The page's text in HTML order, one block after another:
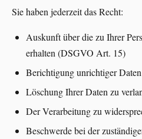
Sie haben jederzeit das Recht:
Auskunft über die zu Ihrer
erhalten (DSGVO Art. 15)
Berichtigung unrichtiger
Löschung Ihrer Daten zu
Der Verarbeitung zu
Beschwerde bei der